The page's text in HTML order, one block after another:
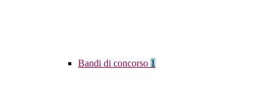
Bandi di concorso 1